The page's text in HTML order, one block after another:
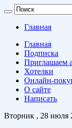
Главная
Главная
Подписка
Приглашаем
Хотелки
Онлайн-
О сайте
Написать
Вторник , 28 июля